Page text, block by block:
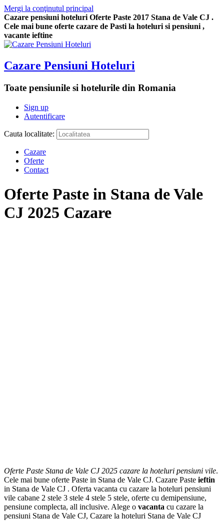
Mergi la conţinutul principal
Cazare pensiuni hoteluri Oferte Paste 2017 Stana de Vale CJ .
Cele mai bune oferte cazare de Pasti la hoteluri si pensiuni ,
vacante ieftine
Cazare Pensiuni Hoteluri
Toate pensiunile si hotelurile din Romania
Sign up
Autentificare
Cauta localitate:
Cazare
Oferte
Contact
Oferte Paste in Stana de Vale
CJ 2025 Cazare
Oferte Paste Stana de Vale CJ 2025 cazare la hoteluri pensiuni vile.
Cele mai bune oferte Paste in Stana de Vale CJ. Cazare Paste ieftin
in Stana de Vale CJ . Oferta vacanta cu cazare la hoteluri pensiuni
vile cabane 2 stele 3 stele 4 stele 5 stele, oferte cu demipensiune,
pensiune complecta, all inclusive. Alege o vacanta cu cazare la
pensiuni Stana de Vale CJ, Cazare la hoteluri Stana de Vale CJ